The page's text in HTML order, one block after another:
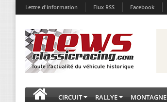
Lettre d'information Flux RSS Facebook
CIRCUIT RALLYE MONTAGNE